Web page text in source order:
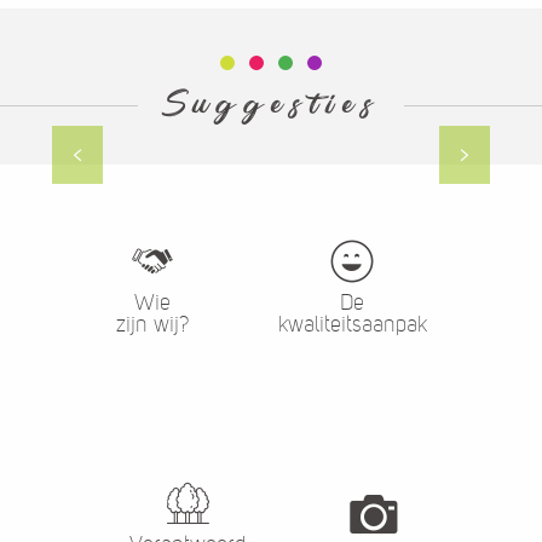
Suggesties
Landschappen van Lozère
Wie
zijn wij?
De
kwaliteitsaanpak